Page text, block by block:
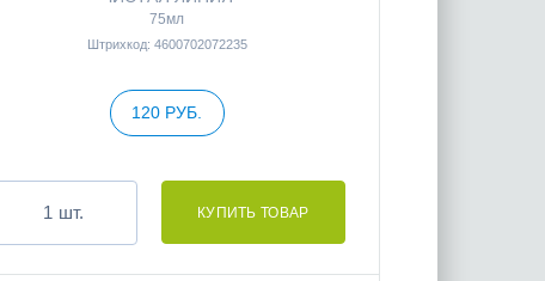
75мл
Штрихкод: 4600702072235
120 РУБ.
шт.